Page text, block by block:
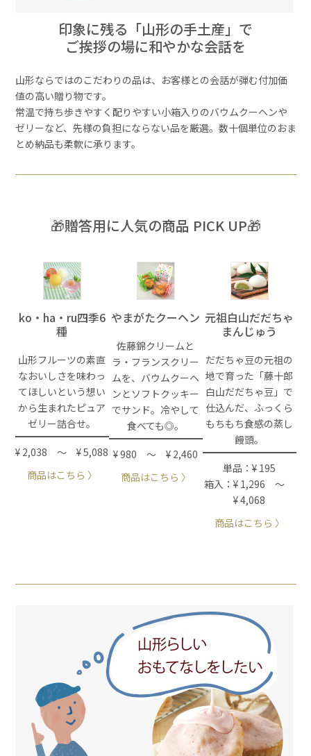
印象に残る「山形の手土産」で
ご挨拶の場に和やかな会話を
山形ならではのこだわりの品は、お客様との会話が弾む付加価
値の高い贈り物です。
常温で持ち歩きやすく配りやすい小箱入りのバウムクーヘンや
ゼリーなど、先様の負担にならない品を厳選。数十個単位のおま
とめ納品も柔軟に承ります。
🎁贈答用に人気の商品 PICK UP🎁
ko・ha・ru四季6
種
山形フルーツの素直
なおいしさを味わっ
てほしいという想い
から生まれたピュア
ゼリー詰合せ。
¥ 2,038 ～ ¥ 5,088
商品はこちら 〉
やまがたクーヘン
佐藤錦クリームと
ラ・フランスクリー
ムを、バウムクーヘ
ンとソフトクッキー
でサンド。冷やして
食べても◎。
¥ 980 ～ ¥ 2,460
商品はこちら 〉
元祖白山だだちゃ
まんじゅう
だだちゃ豆の元祖の
地で育った「藤十郎
白山だだちゃ豆」で
仕込んだ、ふっくら
もちもち食感の蒸し
饅頭。
単品：¥ 195
箱入：¥ 1,296 ～
¥ 4,068
商品はこちら 〉